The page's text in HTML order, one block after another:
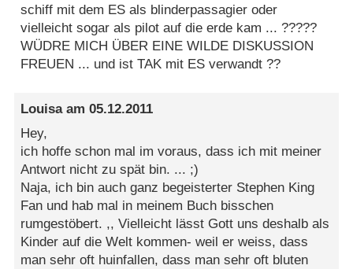
schiff mit dem ES als blinderpassagier oder
vielleicht sogar als pilot auf die erde kam ... ?????
WÜDRE MICH ÜBER EINE WILDE DISKUSSION
FREUEN ... und ist TAK mit ES verwandt ??
Louisaam05.12.2011
Hey,
ich hoffe schon mal im voraus, dass ich mit meiner
Antwort nicht zu spät bin. ... ;)
Naja, ich bin auch ganz begeisterter Stephen King
Fan und hab mal in meinem Buch bisschen
rumgestöbert. ,, Vielleicht lässt Gott uns deshalb als
Kinder auf die Welt kommen- weil er weiss, dass
man sehr oft huinfallen, dass man sehr oft bluten